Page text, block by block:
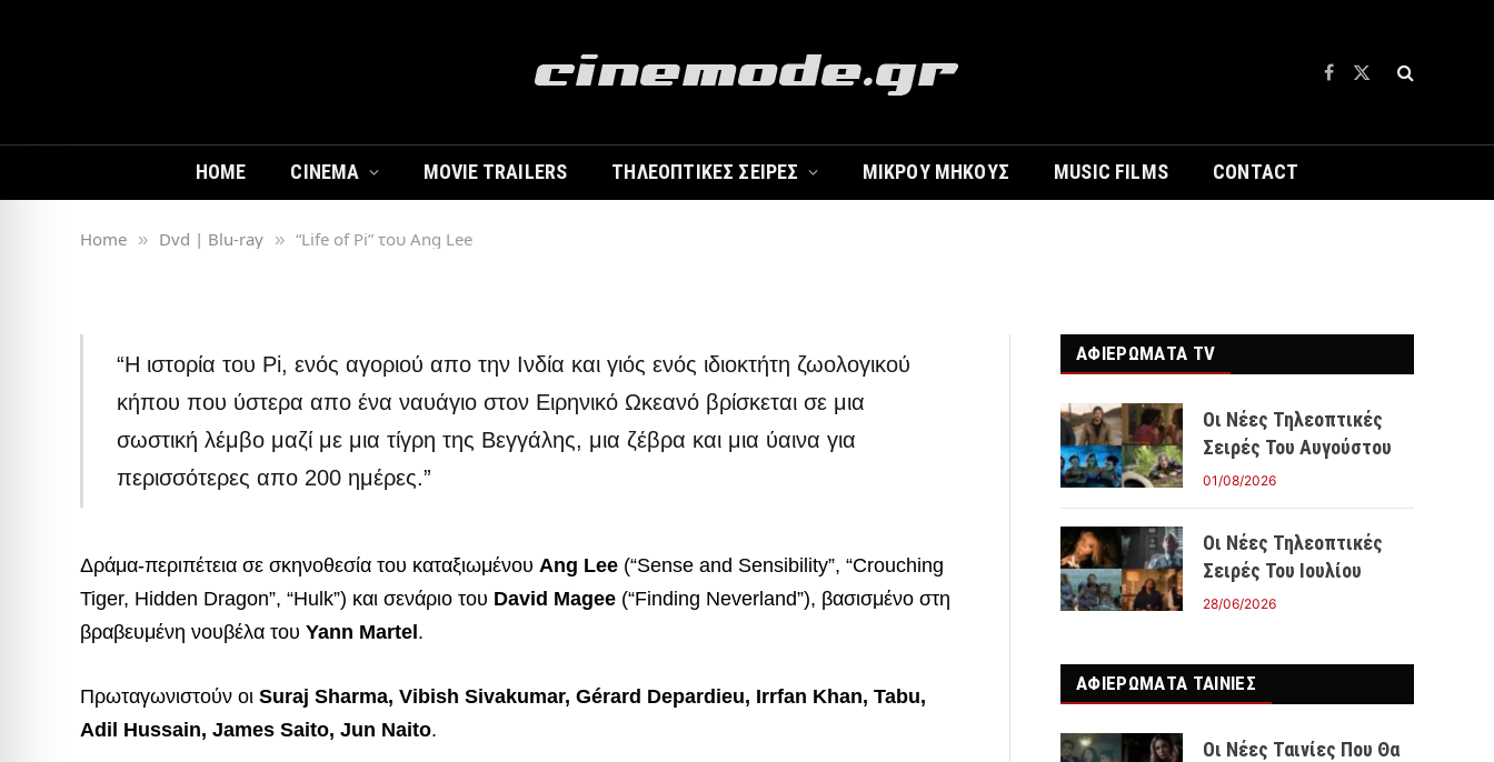
Facebook
X
HOME CINEMA MOVIE TRAILERS ΤΗΛΕΟΠΤΙΚΈΣ ΣΕΙΡΈΣ ΜΙΚΡΟΎ ΜΉΚΟΥΣ MUSIC FILMS CONTACT
Home » Dvd | Blu-ray » “Life of Pi” του Ang Lee
“Life of Pi” του Ang Lee
Από Cinemode 24/03/2013 Δεν υπάρχουν Σχόλια
“Η ιστορία του Pi, ενός αγοριού απο την Ινδία και γιός ενός ιδιοκτήτη ζωολογικού
κήπου που ύστερα απο ένα ναυάγιο στον Ειρηνικό Ωκεανό βρίσκεται σε μια
σωστική λέμβο μαζί με μια τίγρη της Βεγγάλης, μια ζέβρα και μια ύαινα για
περισσότερες απο 200 ημέρες.”
Δράμα-περιπέτεια σε σκηνοθεσία του καταξιωμένου Ang Lee (“Sense and Sensibility”, “Crouching
Tiger, Hidden Dragon”, “Hulk”) και σενάριο του David Magee (“Finding Neverland”), βασισμένο στη
βραβευμένη νουβέλα του Yann Martel .
Πρωταγωνιστούν οι Suraj Sharma, Vibish Sivakumar, Gérard Depardieu, Irrfan Khan, Tabu,
Adil Hussain, James Saito, Jun Naito.
ΑΦΙΕΡΩΜΑΤΑ TV
Οι Νέες Τηλεοπτικές
Σειρές Του Αυγούστου
01/08/2026
Οι Νέες Τηλεοπτικές
Σειρές Του Ιουλίου
28/06/2026
ΑΦΙΕΡΩΜΑΤΑ ΤΑΙΝΊΕΣ
Οι Νέες Ταινίες Που Θα